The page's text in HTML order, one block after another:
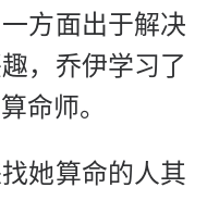
方面出于解决
，乔伊学习了
命师。
她算命的人其